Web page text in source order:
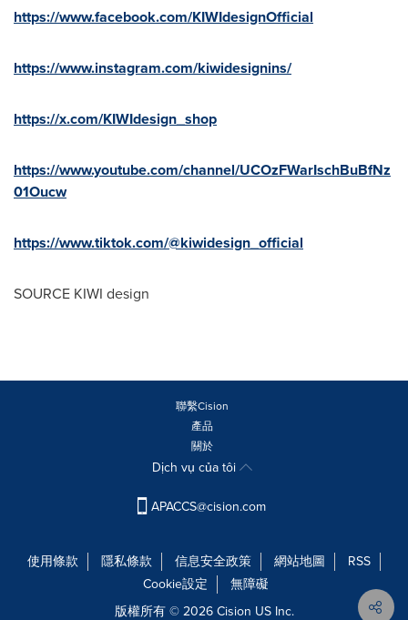
https://www.facebook.com/KIWIdesignOfficial
https://www.instagram.com/kiwidesignins/
https://x.com/KIWIdesign_shop
https://www.youtube.com/channel/UCOzFWarIschBuBfNz
01Oucw
https://www.tiktok.com/@kiwidesign_official
SOURCE KIWI design
聯繫Cision
產品
關於
Dịch vụ của tôi
APACCS@cision.com
使用條款 隱私條款 信息安全政策 網站地圖
RSS
Cookie設定
無障礙
版權所有 © 2026 Cision US Inc.